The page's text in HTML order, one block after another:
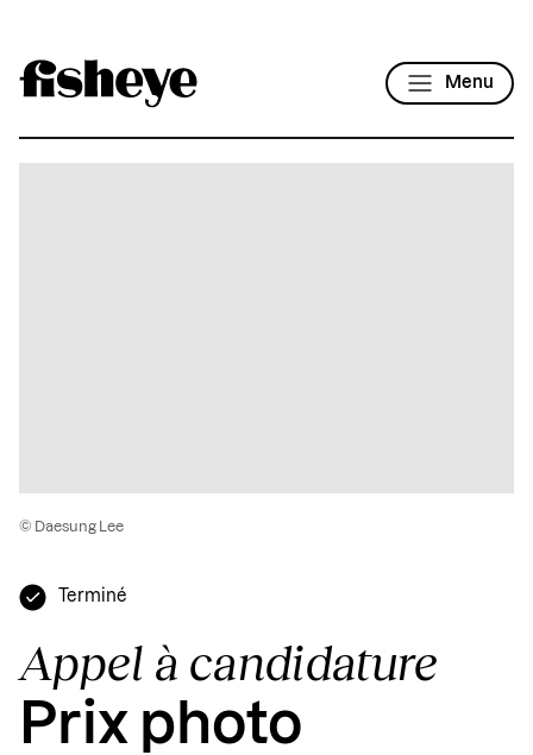
Menu
Terminé
Appel à candidature
Prix photo
© Daesung Lee